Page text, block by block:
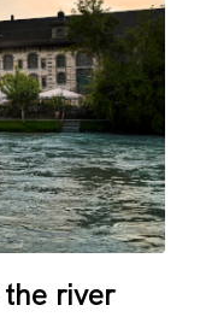
river